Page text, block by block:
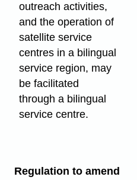
outreach activities,
and the operation of
satellite service
centres in a bilingual
service region, may
be facilitated
through a bilingual
service centre.
Regulation to amend